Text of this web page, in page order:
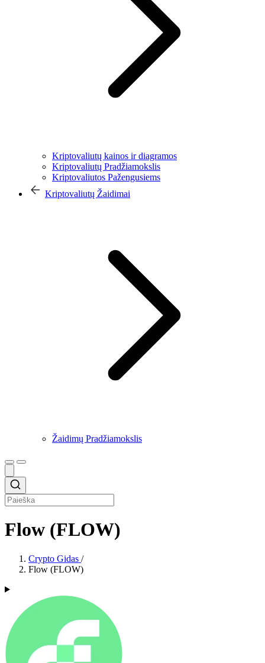
Kriptovaliutų kainos ir diagramos
Kriptovaliutų Pradžiamokslis
Kriptovaliutos Pažengusiems
Kriptovaliutų Žaidimai
Žaidimų Pradžiamokslis
Flow (FLOW)
Crypto Gidas /
Flow (FLOW)